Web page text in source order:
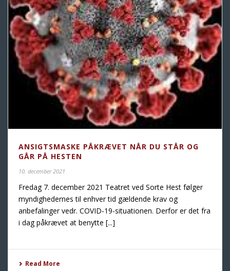
ANSIGTSMASKE PÅKRÆVET NÅR DU STÅR OG
GÅR PÅ HESTEN
10. december 2021
Fredag 7. december 2021 Teatret ved Sorte Hest følger
myndighedernes til enhver tid gældende krav og
anbefalinger vedr. COVID-19-situationen. Derfor er det fra
i dag påkrævet at benytte [...]
Read More